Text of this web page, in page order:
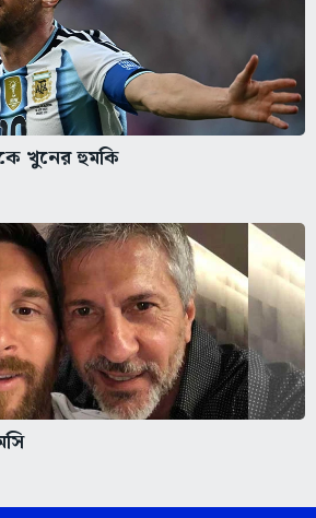
খুনের হুমকি